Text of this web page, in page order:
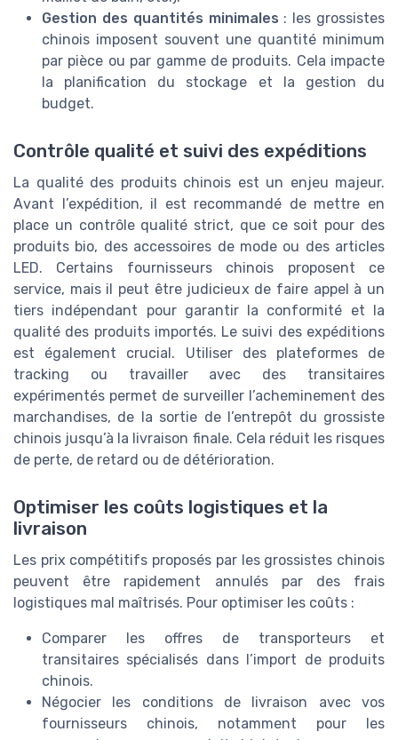
Gestion des quantités minimales : les grossistes
chinois imposent souvent une quantité minimum
par pièce ou par gamme de produits. Cela impacte
la planification du stockage et la gestion du
budget.
Contrôle qualité et suivi des expéditions
La qualité des produits chinois est un enjeu majeur.
Avant l’expédition, il est recommandé de mettre en
place un contrôle qualité strict, que ce soit pour des
produits bio, des accessoires de mode ou des articles
LED. Certains fournisseurs chinois proposent ce
service, mais il peut être judicieux de faire appel à un
tiers indépendant pour garantir la conformité et la
qualité des produits importés. Le suivi des expéditions
est également crucial. Utiliser des plateformes de
tracking ou travailler avec des transitaires
expérimentés permet de surveiller l’acheminement des
marchandises, de la sortie de l’entrepôt du grossiste
chinois jusqu’à la livraison finale. Cela réduit les risques
de perte, de retard ou de détérioration.
Optimiser les coûts logistiques et la
livraison
Les prix compétitifs proposés par les grossistes chinois
peuvent être rapidement annulés par des frais
logistiques mal maîtrisés. Pour optimiser les coûts :
Comparer les offres de transporteurs et
transitaires spécialisés dans l’import de produits
chinois.
Négocier les conditions de livraison avec vos
fournisseurs chinois, notamment pour les